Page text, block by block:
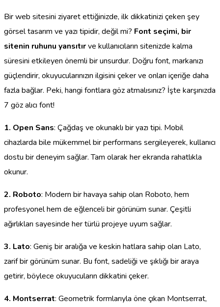
Bir web sitesini ziyaret ettiğinizde, ilk dikkatinizi çeken şey
görsel tasarım ve yazı tipidir, değil mi? Font seçimi, bir
sitenin ruhunu yansıtırve kullanıcıların sitenizde kalma
süresini etkileyen önemli bir unsurdur. Doğru font, markanızı
güçlendirir, okuyucularınızın ilgisini çeker ve onları içeriğe daha
fazla bağlar. Peki, hangi fontlara göz atmalısınız? İşte karşınızda
7 göz alıcı font!
1. Open Sans: Çağdaş ve okunaklı bir yazı tipi. Mobil
cihazlarda bile mükemmel bir performans sergileyerek, kullanıcı
dostu bir deneyim sağlar. Tam olarak her ekranda rahatlıkla
okunur.
2. Roboto: Modern bir havaya sahip olan Roboto, hem
profesyonel hem de eğlenceli bir görünüm sunar. Çeşitli
ağırlıkları sayesinde her türlü projeye uyum sağlar.
3. Lato: Geniş bir aralığa ve keskin hatlara sahip olan Lato,
zarif bir görünüm sunar. Bu font, sadeliği ve şıklığı bir araya
getirir, böylece okuyucuların dikkatini çeker.
4. Montserrat: Geometrik formlarıyla öne çıkan Montserrat,